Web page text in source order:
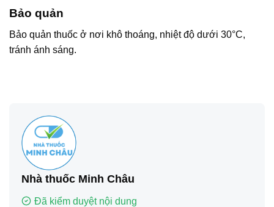
Bảo quản
Bảo quản thuốc ở nơi khô thoáng, nhiệt độ dưới 30°C,
tránh ánh sáng.
Nhà thuốc Minh Châu
Đã kiểm duyệt nội dung